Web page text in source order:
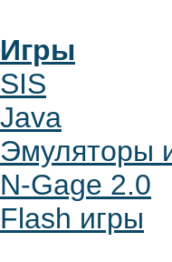
Игры
SIS
Java
Эмуляторы
N-Gage 2.0
Flash игры